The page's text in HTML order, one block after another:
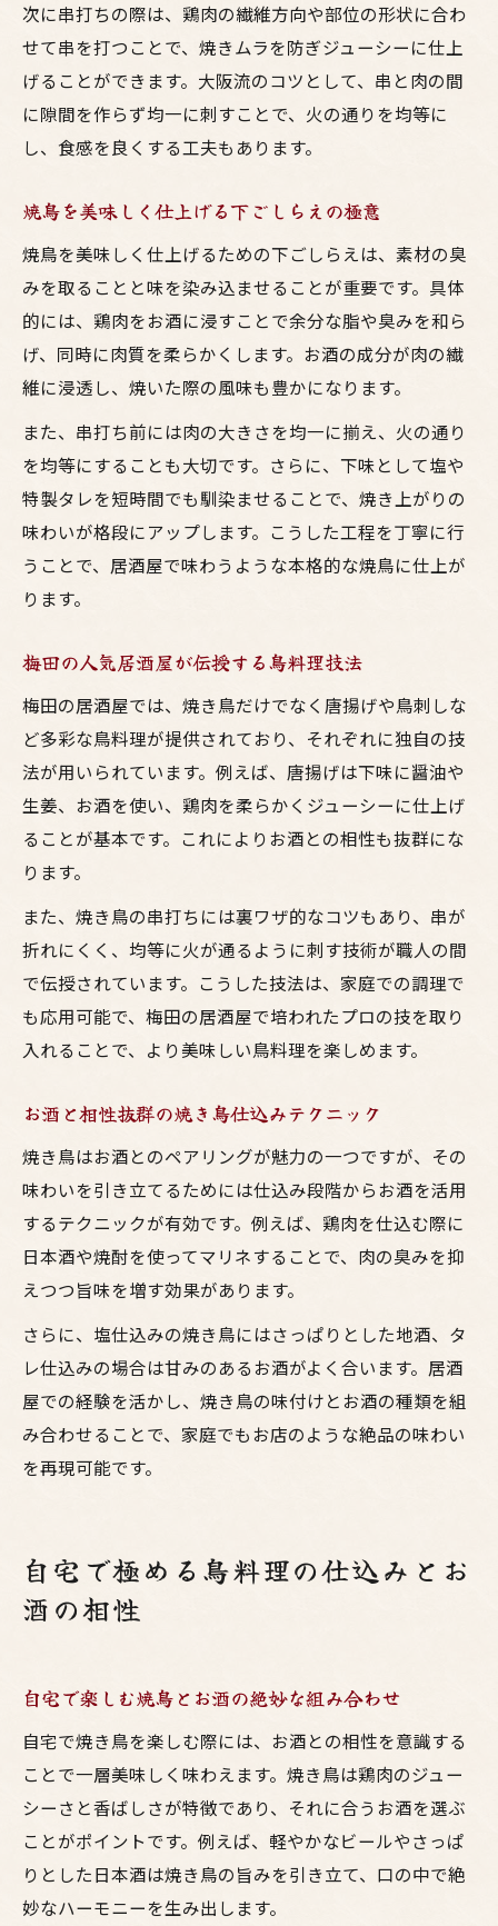
居酒屋の伝統が息づく焼き鳥仕込みの秘密
梅田で愛される焼鳥の仕込み技を詳しく解
説
お酒との相性を高める鳥料理仕込みのコツ
大阪仕込みの焼鳥で食卓に贅沢なひととき
大阪の現場で学んだ焼鳥仕込み作業の極意
鳥料理仕込みバイトの裏話と時短テクニッ
焼鳥の段取りでお酒の提供もスムーズに変
化
梅田のバイト現場発！焼き鳥仕込み時短術
次に串打ちの際は、鶏肉の繊維方向や部位の形状に合わ
せて串を打つことで、焼きムラを防ぎジューシーに仕上
げることができます。大阪流のコツとして、串と肉の間
に隙間を作らず均一に刺すことで、火の通りを均等に
し、食感を良くする工夫もあります。
焼鳥を美味しく仕上げる下ごしらえの極意
焼鳥を美味しく仕上げるための下ごしらえは、素材の臭
みを取ることと味を染み込ませることが重要です。具体
的には、鶏肉をお酒に浸すことで余分な脂や臭みを和ら
げ、同時に肉質を柔らかくします。お酒の成分が肉の繊
維に浸透し、焼いた際の風味も豊かになります。
また、串打ち前には肉の大きさを均一に揃え、火の通り
を均等にすることも大切です。さらに、下味として塩や
特製タレを短時間でも馴染ませることで、焼き上がりの
味わいが格段にアップします。こうした工程を丁寧に行
うことで、居酒屋で味わうような本格的な焼鳥に仕上が
ります。
梅田の人気居酒屋が伝授する鳥料理技法
梅田の居酒屋では、焼き鳥だけでなく唐揚げや鳥刺しな
ど多彩な鳥料理が提供されており、それぞれに独自の技
法が用いられています。例えば、唐揚げは下味に醤油や
生姜、お酒を使い、鶏肉を柔らかくジューシーに仕上げ
ることが基本です。これによりお酒との相性も抜群にな
ります。
また、焼き鳥の串打ちには裏ワザ的なコツもあり、串が
折れにくく、均等に火が通るように刺す技術が職人の間
で伝授されています。こうした技法は、家庭での調理で
も応用可能で、梅田の居酒屋で培われたプロの技を取り
入れることで、より美味しい鳥料理を楽しめます。
お酒と相性抜群の焼き鳥仕込みテクニック
焼き鳥はお酒とのペアリングが魅力の一つですが、その
味わいを引き立てるためには仕込み段階からお酒を活用
するテクニックが有効です。例えば、鶏肉を仕込む際に
日本酒や焼酎を使ってマリネすることで、肉の臭みを抑
えつつ旨味を増す効果があります。
さらに、塩仕込みの焼き鳥にはさっぱりとした地酒、タ
レ仕込みの場合は甘みのあるお酒がよく合います。居酒
屋での経験を活かし、焼き鳥の味付けとお酒の種類を組
み合わせることで、家庭でもお店のような絶品の味わい
を再現可能です。
自宅で極める鳥料理の仕込みとお
酒の相性
自宅で楽しむ焼鳥とお酒の絶妙な組み合わせ
自宅で焼き鳥を楽しむ際には、お酒との相性を意識する
ことで一層美味しく味わえます。焼き鳥は鶏肉のジュー
シーさと香ばしさが特徴であり、それに合うお酒を選ぶ
ことがポイントです。例えば、軽やかなビールやさっぱ
りとした日本酒は焼き鳥の旨みを引き立て、口の中で絶
妙なハーモニーを生み出します。